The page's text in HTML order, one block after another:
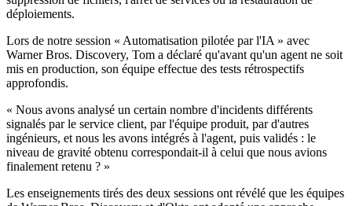
déploiements.
Lors de notre session « Automatisation pilotée par l'IA » avec
Warner Bros. Discovery, Tom a déclaré qu'avant qu'un agent ne soit
mis en production, son équipe effectue des tests rétrospectifs
approfondis.
« Nous avons analysé un certain nombre d'incidents différents
signalés par le service client, par l'équipe produit, par d'autres
ingénieurs, et nous les avons intégrés à l'agent, puis validés : le
niveau de gravité obtenu correspondait-il à celui que nous avions
finalement retenu ? »
Les enseignements tirés des deux sessions ont révélé que les équipes